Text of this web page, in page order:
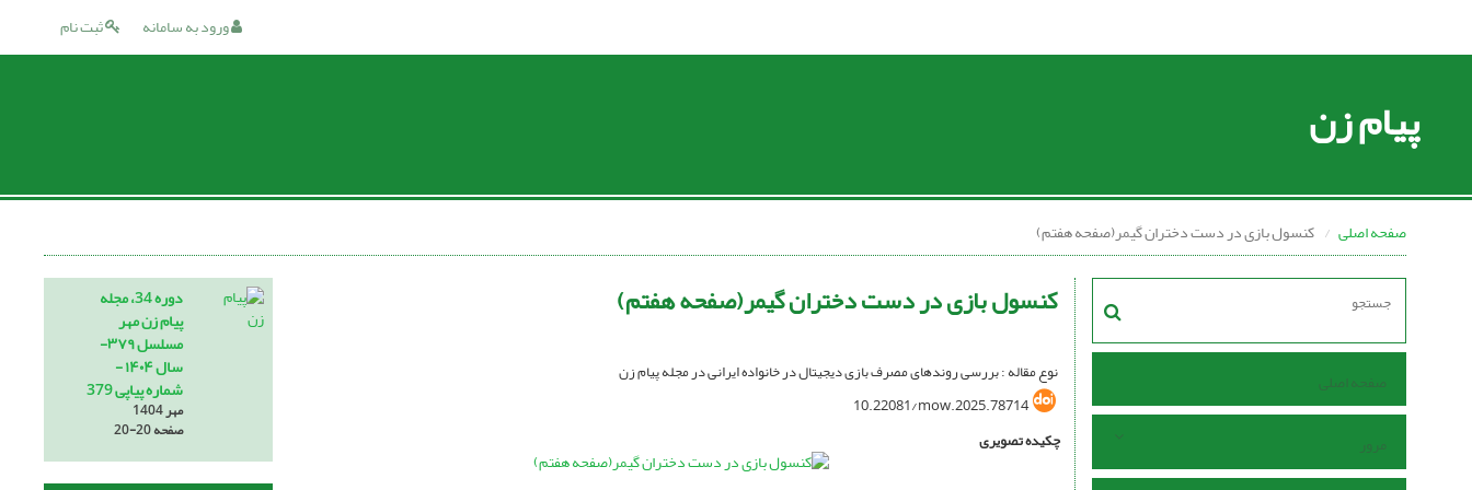
ثبت نام ورود به سامانه
پیام زن
صفحه اصلی کنسول بازی در دست دختران گیمر(صفحه هفتم)
صفحه اصلی
مرور
کنسول بازی در دست دختران گیمر(صفحه هفتم)
نوع مقاله : بررسی روندهای مصرف بازی دیجیتال در خانواده ایرانی در مجله پیام زن
10.22081/mow.2025.78714
چکیده تصویری
دوره 34، مجله
پیام زن مهر
مسلسل ۳۷۹-
سال ۱۴۰۴ -
شماره پیاپی 379
مهر 1404
صفحه20-20